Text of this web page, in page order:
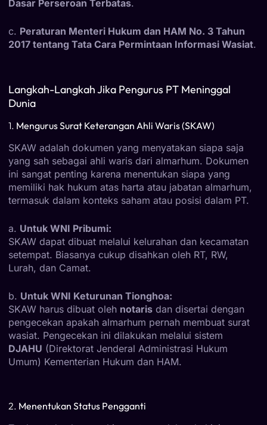
Dasar Perseroan Terbatas.
c. Peraturan Menteri Hukum dan HAM No. 3 Tahun
2017 tentang Tata Cara Permintaan Informasi Wasiat.
Langkah-Langkah Jika Pengurus PT Meninggal
Dunia
1. Mengurus Surat Keterangan Ahli Waris (SKAW)
SKAW adalah dokumen yang menyatakan siapa saja
yang sah sebagai ahli waris dari almarhum. Dokumen
ini sangat penting karena menentukan siapa yang
memiliki hak hukum atas harta atau jabatan almarhum,
termasuk dalam konteks saham atau posisi dalam PT.
a. Untuk WNI Pribumi:
SKAW dapat dibuat melalui kelurahan dan kecamatan
setempat. Biasanya cukup disahkan oleh RT, RW,
Lurah, dan Camat.
b. Untuk WNI Keturunan Tionghoa:
SKAW harus dibuat oleh notaris dan disertai dengan
pengecekan apakah almarhum pernah membuat surat
wasiat. Pengecekan ini dilakukan melalui sistem
DJAHU (Direktorat Jenderal Administrasi Hukum
Umum) Kementerian Hukum dan HAM.
2. Menentukan Status Pengganti